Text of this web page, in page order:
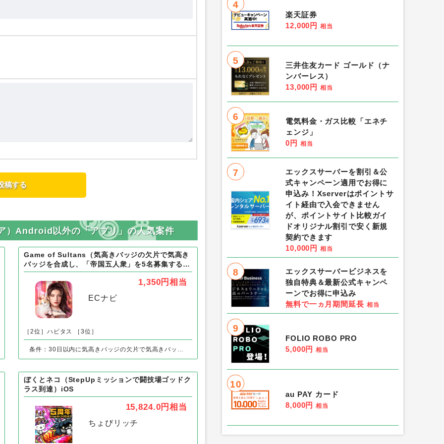
）Android以外の「アプリ」の人気案件
Game of Sultans（気高きバッジの欠片で気高き
バッジを合成し、「帝国五人衆」を5名募集する）
Android
1,350円相当
ECナビ
［2位］ハピタス ［3位］
条件：30日以内に気高きバッジの欠片で気高きバッジを合成し、「帝国五人衆」を5名募集する
ぼくとネコ（StepUpミッションで闘技場ゴッドク
ラス到達）iOS
15,824.0円相当
ちょびリッチ
4
楽天証券
12,000円 相当
5
三井住友カード ゴールド（ナ
ンバーレス）
13,000円 相当
6
電気料金・ガス比較「エネチ
ェンジ」
0円 相当
7
エックスサーバーを割引＆公
式キャンペーン適用でお得に
申込み！Xserverはポイントサ
イト経由で入会できません
が、ポイントサイト比較ガイ
ドオリジナル割引で安く新規
契約できます
10,000円 相当
8
エックスサーバービジネスを
独自特典＆最新公式キャンペ
ーンでお得に申込み
無料で一ヵ月期間延長 相当
9
FOLIO ROBO PRO
5,000円 相当
10
au PAY カード
8,000円 相当